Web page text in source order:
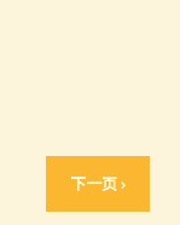
下一页 ›